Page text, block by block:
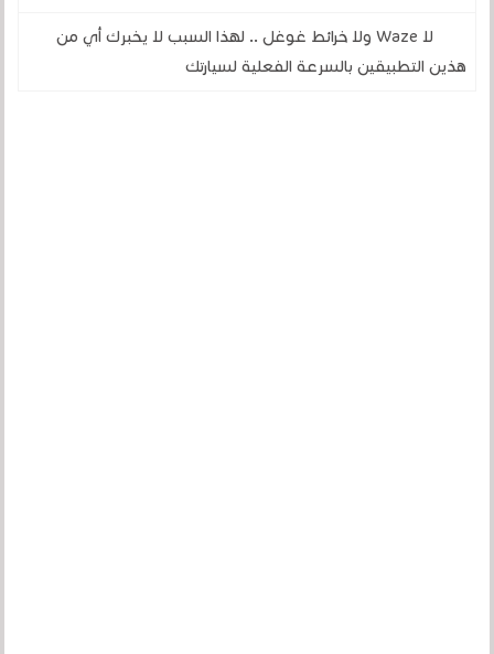
لا Waze ولا خرائط غوغل .. لهذا السبب لا يخبرك أي من
هذين التطبيقين بالسرعة الفعلية لسيارتك